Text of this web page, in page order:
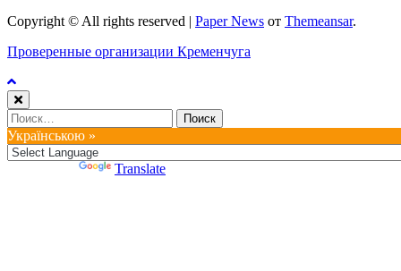
Copyright © All rights reserved | Paper News от Themeansar.
Проверенные организации Кременчуга
Найти:
Українською »
Translate